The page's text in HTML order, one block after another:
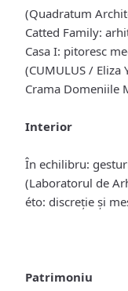
(Quadratum
Catted Family:
Casa I: pitoresc
(CUMULUS / Eliza
Crama Domeniile
Interior
În echilibru:
(Laboratorul de
éto: discreție și
Patrimoniu